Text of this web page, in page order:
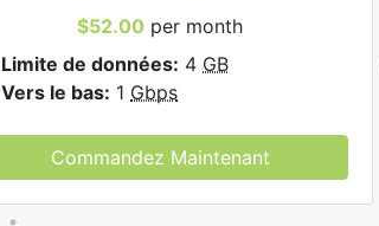
$52.00 per month
Limite de données: 4 GB
Vers le bas: 1 Gbps
Commandez Maintenant